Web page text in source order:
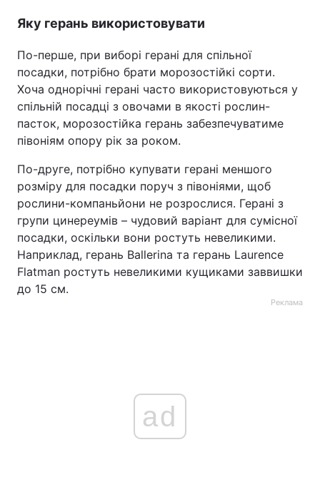
Яку герань використовувати
По-перше, при виборі герані для спільної
посадки, потрібно брати морозостійкі сорти.
Хоча однорічні герані часто використовуються у
спільній посадці з овочами в якості рослин-
пасток, морозостійка герань забезпечуватиме
півоніям опору рік за роком.
По-друге, потрібно купувати герані меншого
розміру для посадки поруч з півоніями, щоб
рослини-компаньйони не розрослися. Герані з
групи цинереумів – чудовий варіант для сумісної
посадки, оскільки вони ростуть невеликими.
Наприклад, герань Ballerina та герань Laurence
Flatman ростуть невеликими кущиками заввишки
до 15 см.
Реклама
ad